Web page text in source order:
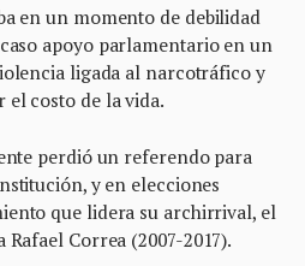
en un momento de debilidad
apoyo parlamentario en un
ligada al narcotráfico y
costo de la vida.
perdió un referendo para
y en elecciones
que lidera su archirrival, el
Correa (2007-2017).